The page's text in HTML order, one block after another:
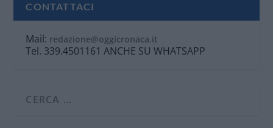
CONTATTACI
Mail: redazione@oggicronaca.it
Tel. 339.4501161 ANCHE SU WHATSAPP